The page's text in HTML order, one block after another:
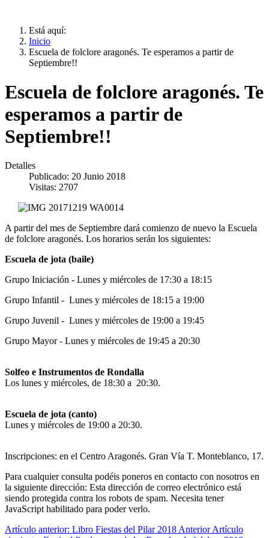
Está aquí:
Inicio
Escuela de folclore aragonés. Te esperamos a partir de
Septiembre!!
Escuela de folclore aragonés. Te
esperamos a partir de
Septiembre!!
Detalles
Publicado: 20 Junio 2018
Visitas: 2707
A partir del mes de Septiembre dará comienzo de nuevo la Escuela
de folclore aragonés. Los horarios serán los siguientes:
Escuela de jota (baile)
Grupo Iniciación - Lunes y miércoles de 17:30 a 18:15
Grupo Infantil - Lunes y miércoles de 18:15 a 19:00
Grupo Juvenil - Lunes y miércoles de 19:00 a 19:45
Grupo Mayor - Lunes y miércoles de 19:45 a 20:30
Solfeo e Instrumentos de Rondalla
Los lunes y miércoles, de 18:30 a 20:30.
Escuela de jota (canto)
Lunes y miércoles de 19:00 a 20:30.
Inscripciones: en el Centro Aragonés. Gran Vía T. Monteblanco, 17.
Para cualquier consulta podéis poneros en contacto con nosotros en
la siguiente dirección: Esta dirección de correo electrónico está
siendo protegida contra los robots de spam. Necesita tener
JavaScript habilitado para poder verlo.
Artículo anterior: Libro Fiestas del Pilar 2018AnteriorArtículo